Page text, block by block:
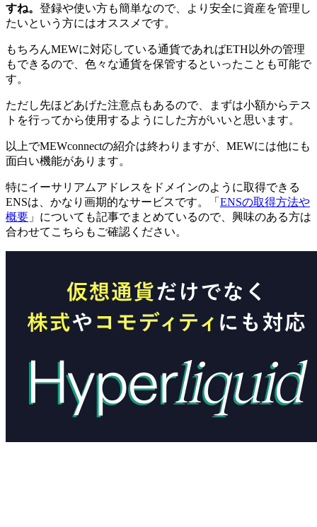
すね。 登録や使い方も簡単なので、より安全に資産を管理し
たいという方にはオススメです。
もちろんMEWに対応している通貨であればETH以外の管理
もできるので、色々な通貨を保管するといったことも可能で
す。
ただし先ほどあげた注意点もあるので、まずは小額からテス
トを行ってから使用するようにした方がいいと思います。
以上でMEWconnectの紹介は終わりますが、MEWには他にも
面白い機能があります。
特にイーサリアムアドレスをドメインのように取得できる
ENSは、かなり画期的なサービスです。「 ENSの取得方法や
概要 」についても記事でまとめているので、興味のある方は
合わせてこちらもご確認ください。